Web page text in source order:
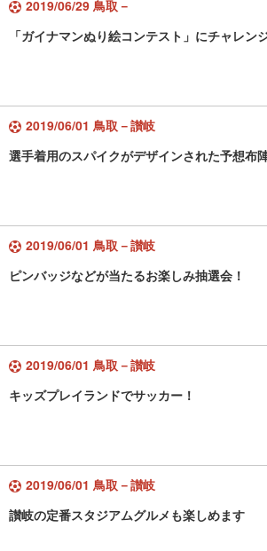
2019/06/29 鳥取－
「ガイナマンぬり絵コンテスト」にチャレン
2019/06/01 鳥取－讃岐
選手着用のスパイクがデザインされた予想布
2019/06/01 鳥取－讃岐
ピンバッジなどが当たるお楽しみ抽選会！
2019/06/01 鳥取－讃岐
キッズプレイランドでサッカー！
2019/06/01 鳥取－讃岐
讃岐の定番スタジアムグルメも楽しめます